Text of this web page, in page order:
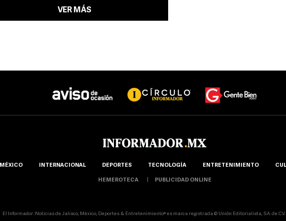
VER MÁS
MÉXICO INTERNACIONAL DEPORTES TECNOLOGÍA ENTRETENIMIENTO
HEMEROTECA PUBLICIDAD ONLINE
El Informador ::Noticias de Jalisco, México, Deportes & Entretenimiento® es marca registrada © Unión Editorialista, S.A. de C.V.